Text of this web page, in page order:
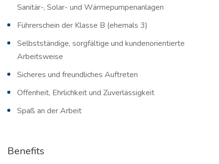
Sanitär-, Solar- und Wärmepumpenanlagen
Führerschein der Klasse B (ehemals 3)
Selbstständige, sorgfältige und kundenorientierte
Arbeitsweise
Sicheres und freundliches Auftreten
Offenheit, Ehrlichkeit und Zuverlässigkeit
Spaß an der Arbeit
Benefits